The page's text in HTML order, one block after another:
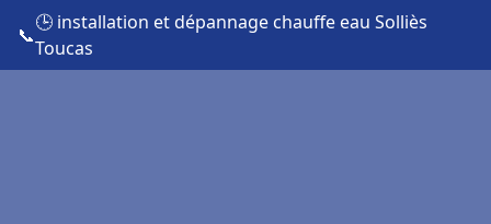
📞
🕒 installation et dépannage chauffe eau Solliès
Toucas